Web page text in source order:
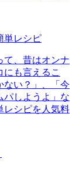
単レシピ
て、昔はオンナ
も言えるこ
ない？」、「今
パしようよ」な
レシピを人気料